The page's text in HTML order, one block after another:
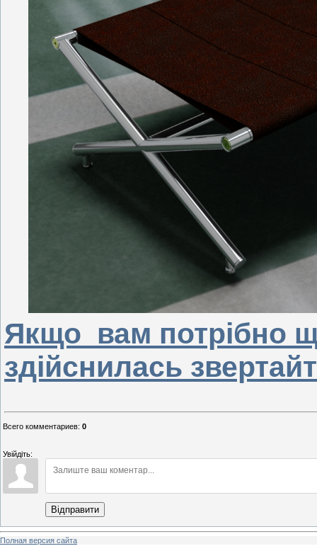
Якщо вам потрібно
здійснилась
Всего комментариев: 0
Увійдіть:
Відправити
Полная версия сайта